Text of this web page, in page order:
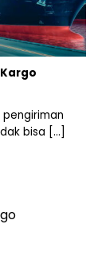
bisa [...]